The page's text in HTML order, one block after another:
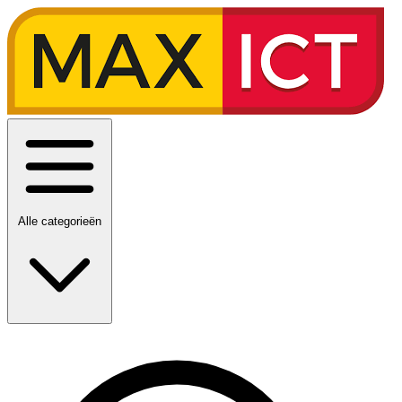
Alle categorieën